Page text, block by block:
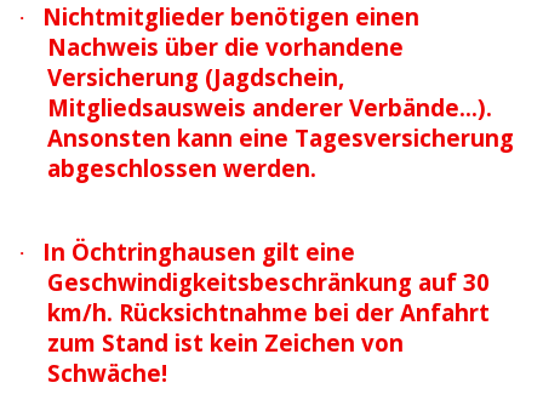
·
Nichtmitglieder benötigen einen
Nachweis über die vorhandene
Versicherung (Jagdschein,
Mitgliedsausweis anderer Verbände...).
Ansonsten kann eine Tagesversicherung
abgeschlossen werden.
·
In Öchtringhausen gilt eine
Geschwindigkeitsbeschränkung auf 30
km/h. Rücksichtnahme bei der Anfahrt
zum Stand ist kein Zeichen von
Schwäche!